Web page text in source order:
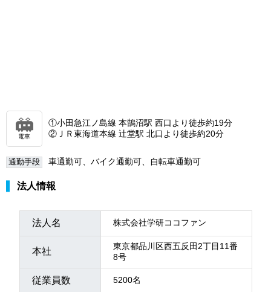
電車
①小田急江ノ島線 本鵠沼駅 西口より徒歩約19分
②ＪＲ東海道本線 辻堂駅 北口より徒歩約20分
通勤手段 車通勤可、バイク通勤可、自転車通勤可
法人情報
法人名 株式会社学研ココファン
本社
東京都品川区西五反田2丁目11番
8号
従業員数 5200名